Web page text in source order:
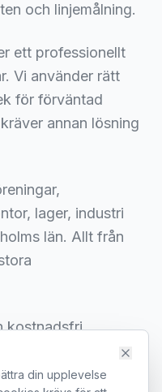
och linjemålning.
ett professionellt
Vi använder rätt
för förväntad
annan lösning
lager, industri
län. Allt från
kostnadsfri
pris. Vi arbetar
till stora
din upplevelse